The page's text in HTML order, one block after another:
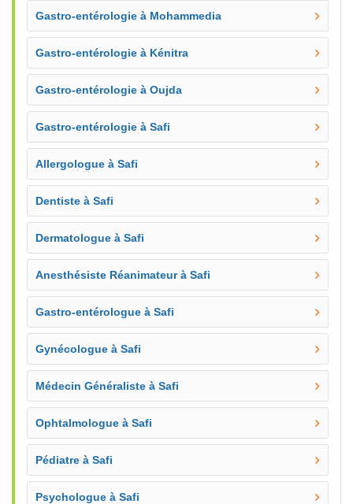
Gastro-entérologie à Mohammedia
Gastro-entérologie à Kénitra
Gastro-entérologie à Oujda
Gastro-entérologie à Safi
Allergologue à Safi
Dentiste à Safi
Dermatologue à Safi
Anesthésiste Réanimateur à Safi
Gastro-entérologue à Safi
Gynécologue à Safi
Médecin Généraliste à Safi
Ophtalmologue à Safi
Pédiatre à Safi
Psychologue à Safi